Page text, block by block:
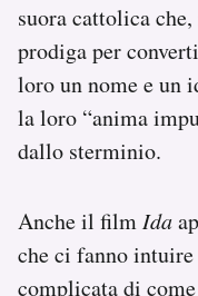
suora cattolica
prodiga per
loro un nome e un
la loro “anima
dallo sterminio.
Anche il film Ida
che ci fanno
complicata di